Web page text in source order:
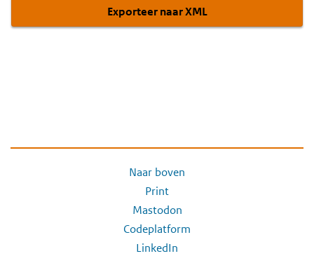
Exporteer naar XML
Naar boven
Print
Mastodon
Codeplatform
LinkedIn